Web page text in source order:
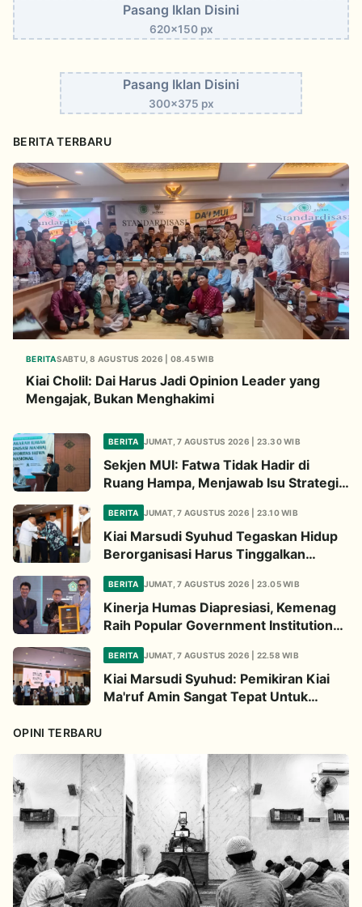
Pasang Iklan Disini
620x150 px
Pasang Iklan Disini
300x375 px
BERITA TERBARU
BERITASABTU, 8 AGUSTUS 2026 | 08.45 WIB
Kiai Cholil: Dai Harus Jadi Opinion Leader yang
Mengajak, Bukan Menghakimi
BERITA JUMAT, 7 AGUSTUS 2026 | 23.30 WIB
Sekjen MUI: Fatwa Tidak Hadir di
Ruang Hampa, Menjawab Isu Strategis
Bangsa
BERITA JUMAT, 7 AGUSTUS 2026 | 23.10 WIB
Kiai Marsudi Syuhud Tegaskan Hidup
Berorganisasi Harus Tinggalkan
Legacy Amal Saleh
BERITA JUMAT, 7 AGUSTUS 2026 | 23.05 WIB
Kinerja Humas Diapresiasi, Kemenag
Raih Popular Government Institutions
Award 2026
BERITA JUMAT, 7 AGUSTUS 2026 | 22.58 WIB
Kiai Marsudi Syuhud: Pemikiran Kiai
Ma'ruf Amin Sangat Tepat Untuk
OPINI TERBARU